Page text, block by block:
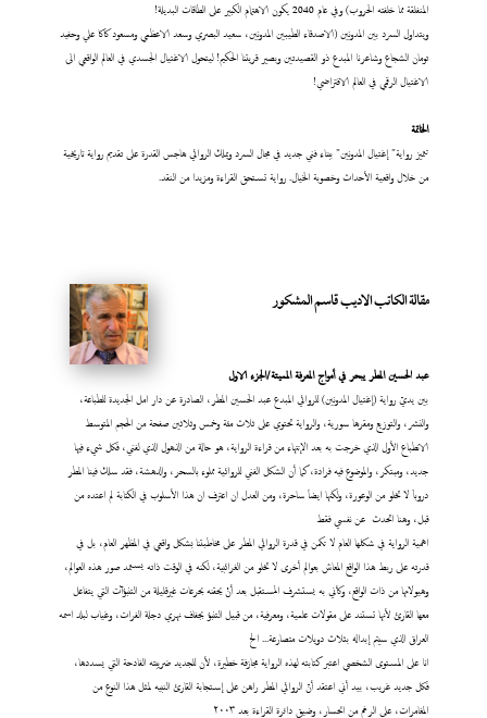
المنفلقة مما خلفته الحروب) وفي عام 2040 يكون الاهتمام الكبير على الطاقات البديلة!
ويتداول السرد بين المدونين (الاصدقاء الطيبين المدونين، سعيد البصري وسعد الاعظمي ومسعود كاكا علي وحفيد
تومان الشجاع وشاعرنا المبدع ذو القصيدتين وبصير قريتنا الحكيم! ليتحول الاغتيال الجسدي في العالم الواقعي الى
الاغتيال الرقمي في العالم الافتراضي!
الخاتمة
تتميز رواية" إغتيال المدونين" ببناء فني جديد في مجال السرد ويملك الروائي هاجس القدرة على تقديم رواية تاريخية
من خلال واقعية الأحداث وخصوبة الخيال. رواية تستحق القراءة ومزيدا من النقد.
مقالة الكاتب الاديب قاسم المشكور
عبدالحسين المطر يبحر في أمواج المعرفة المميتة/الجزء الاول
بين يديّ رواية (إغتيال المدونين) للروائي المبدع عبد الحسين المطر، الصادرة عن دار امل الجديدة للطباعة،
والنشر، والتوزيع ومقرها سورية، والرواية تحتوي على ثلاث مئة وخمس وثلاثين صفحة من الحجم المتوسط
الانطباع الأول الذي خرجت به بعد الإنتهاء من قراءة الرواية، هو حالة من الذهول الذي لفني، فكل شيء فيها
جديد، ومبتكر، والموضوع فيه فرادة، كما أن الشكل الفني للروائية مملوء بالسحر، والدهشة، فقد سلك فينا المطر
دروباَ لا تخلو من الوعورة، ولكنها ايضاَ ساحرة، ومن العدل ان اعترف ان هذا الأسلوب في الكتابة لم اعتده من
قبل، وهنا اتحدث عن نفسي فقط
اهمية الرواية في شكلها العام لا تكمن في قدرة الروائي المطر على مخاطبتنا بشكل واقعي في المظهر العام، بل في
قدرته على ربط هذا الواقع المعاش بعوالم أخرى لا تخلو من الغرائبية، لكنه في الوقت ذاته يستمد صور هذه العوالم،
وهيولاتها من ذات الواقع، وكأني به يستشرف المستقبل بعد أنْ يحقنه بحرعات غيرقليلة من التنبؤآت التي يتفاعل
معها القارئ لأنها تستند على مقولات علمية، ومعرفية، من قبيل التنبؤ بجفاف نهري دجلة الفرات، وغياب لبلد اسمه
العراق الذي سيتم إبداله بثلاث دويلات متصارعة... الخ
انا على المستوى الشخصي اعتبر كتابته لهذه الرواية مجازفة خطيرة، لأن للجديد ضريبته الفادحة التي يسددها،
فكل جديد غريب، بيد أني اعتقد أنّ الروائي المطر راهن على إستجابة القارئ النبيه لمثل هذا النوع من
المغامرات، على الرغم من انحسار، وضيق دائرة القراءة بعد ٢٠٠٣